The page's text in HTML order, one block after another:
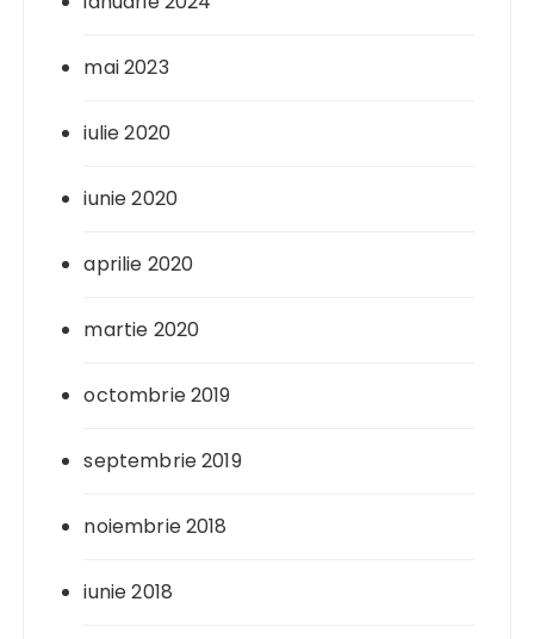
mai 2023
iulie 2020
iunie 2020
aprilie 2020
martie 2020
octombrie 2019
septembrie 2019
noiembrie 2018
iunie 2018